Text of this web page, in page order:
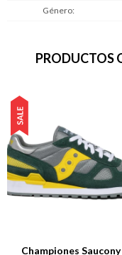
Género
PRODUCTOS
Championes